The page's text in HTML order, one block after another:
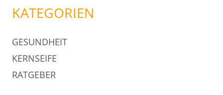
KATEGORIEN
GESUNDHEIT
KERNSEIFE
RATGEBER